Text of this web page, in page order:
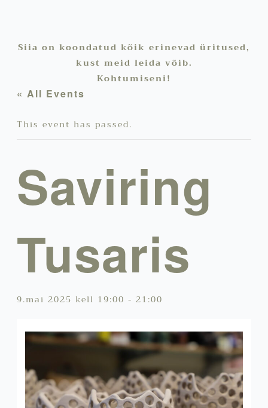
Siia on koondatud kõik erinevad üritused,
kust meid leida võib.
Kohtumiseni!
« All Events
This event has passed.
Saviring
Tusaris
9.mai 2025 kell 19:00 - 21:00